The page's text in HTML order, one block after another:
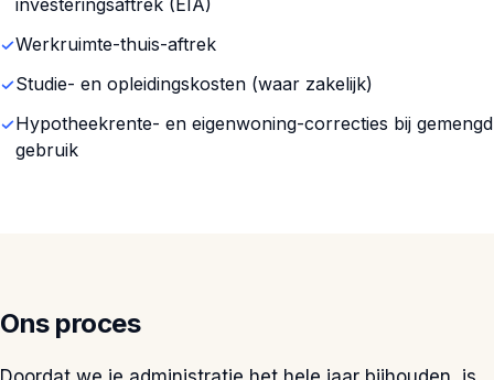
investeringsaftrek (EIA)
Werkruimte-thuis-aftrek
Studie- en opleidingskosten (waar zakelijk)
Hypotheekrente- en eigenwoning-correcties bij gemengd
gebruik
Ons proces